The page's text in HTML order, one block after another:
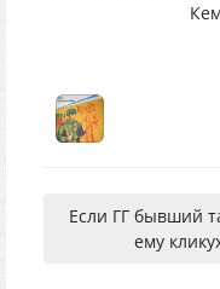
Если ГГ бывший
ему